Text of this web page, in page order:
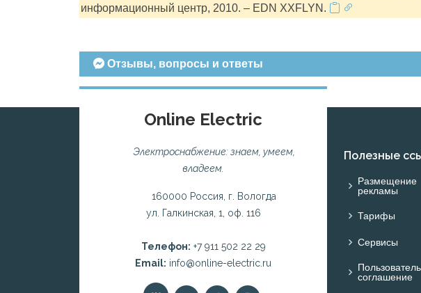
информационный центр, 2010. – EDN XXFLYN.
Отзывы, вопросы и ответы
Online Electric
Электроснабжение: знаем, умеем,
владеем.
160000 Россия, г. Вологда
ул. Галкинская, 1, оф. 116
Телефон: +7 911 502 22 29
Email: info@online-electric.ru
Полезные
Размещение
рекламы
Тарифы
Сервисы
соглашение